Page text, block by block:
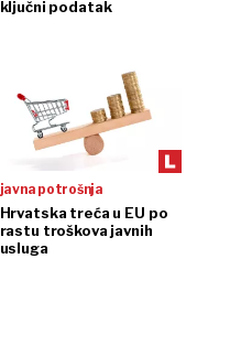
ključni podatak
javna potrošnja
Hrvatska treća u EU po
rastu troškova javnih
usluga